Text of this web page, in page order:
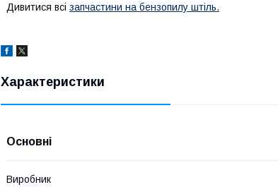
Дивитися всі запчастини на бензопилу штіль.
Характеристики
Основні
Виробник